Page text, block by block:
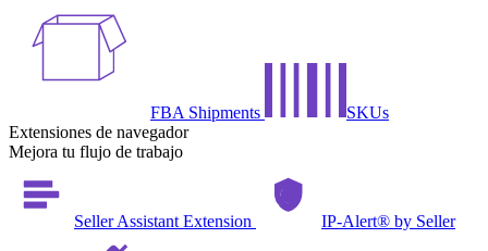
FBA Shipments
SKUs
Extensiones de navegador
Mejora tu flujo de trabajo
Seller Assistant Extension IP-Alert® by Seller